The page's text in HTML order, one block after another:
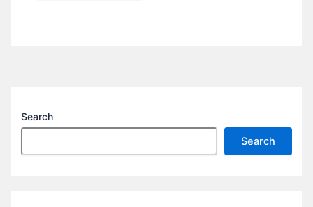
Search
Search